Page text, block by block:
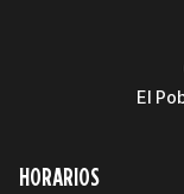
El
HORARIOS